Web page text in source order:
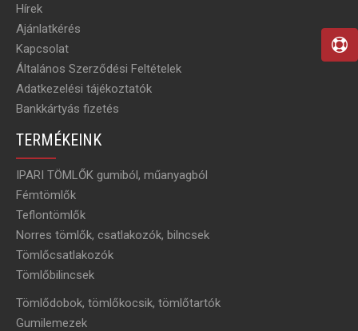
Hírek
Ajánlatkérés
Kapcsolat
Általános Szerződési Feltételek
Adatkezelési tájékoztatók
Bankkártyás fizetés
TERMÉKEINK
IPARI TÖMLŐK gumiból, műanyagból
Fémtömlők
Teflontömlők
Norres tömlők, csatlakozók, bilncsek
Tömlőcsatlakozók
Tömlőbilincsek
Tömlődobok, tömlőkocsik, tömlőtartók
Gumilemezek